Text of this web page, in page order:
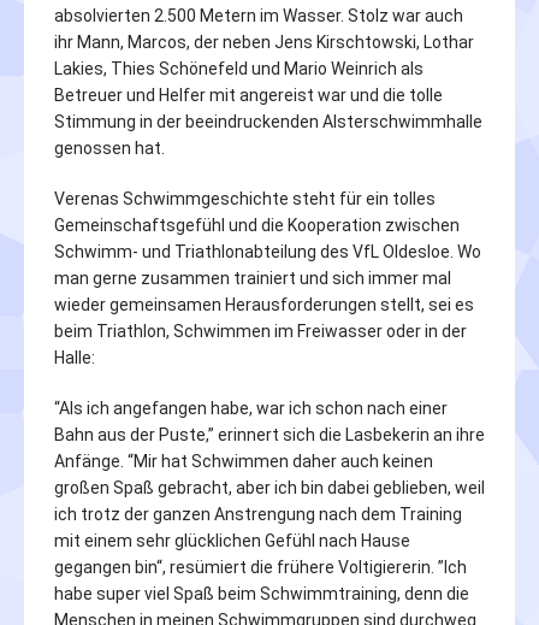
absolvierten 2.500 Metern im Wasser. Stolz war auch
ihr Mann, Marcos, der neben Jens Kirschtowski, Lothar
Lakies, Thies Schönefeld und Mario Weinrich als
Betreuer und Helfer mit angereist war und die tolle
Stimmung in der beeindruckenden Alsterschwimmhalle
genossen hat.
Verenas Schwimmgeschichte steht für ein tolles
Gemeinschaftsgefühl und die Kooperation zwischen
Schwimm- und Triathlonabteilung des VfL Oldesloe. Wo
man gerne zusammen trainiert und sich immer mal
wieder gemeinsamen Herausforderungen stellt, sei es
beim Triathlon, Schwimmen im Freiwasser oder in der
Halle:
“Als ich angefangen habe, war ich schon nach einer
Bahn aus der Puste,” erinnert sich die Lasbekerin an ihre
Anfänge. “Mir hat Schwimmen daher auch keinen
großen Spaß gebracht, aber ich bin dabei geblieben, weil
ich trotz der ganzen Anstrengung nach dem Training
mit einem sehr glücklichen Gefühl nach Hause
gegangen bin“, resümiert die frühere Voltigiererin. ”Ich
habe super viel Spaß beim Schwimmtraining, denn die
Menschen in meinen Schwimmgruppen sind durchweg